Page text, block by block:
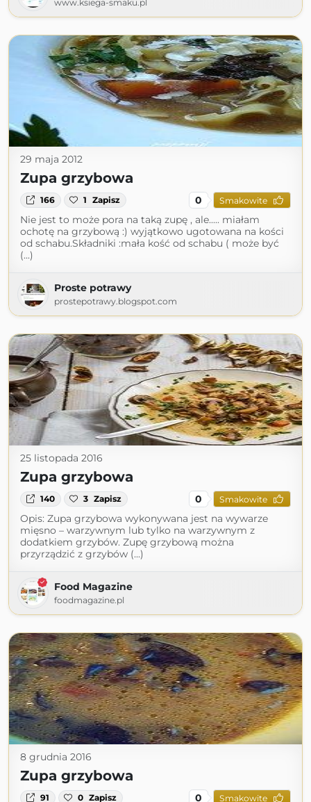
www.ksiega-smaku.pl
29 maja 2012
Zupa grzybowa
166 1 Zapisz 0 Smakowite
Nie jest to może pora na taką zupę , ale..... miałam
ochotę na grzybową :) wyjątkowo ugotowana na kości
od schabu.Składniki :mała kość od schabu ( może być
(...)
Proste potrawy
prostepotrawy.blogspot.com
25 listopada 2016
Zupa grzybowa
140 3 Zapisz 0 Smakowite
Opis: Zupa grzybowa wykonywana jest na wywarze
mięsno – warzywnym lub tylko na warzywnym z
dodatkiem grzybów. Zupę grzybową można
przyrządzić z grzybów (...)
Food Magazine
foodmagazine.pl
8 grudnia 2016
Zupa grzybowa
91 0 Zapisz 0 Smakowite